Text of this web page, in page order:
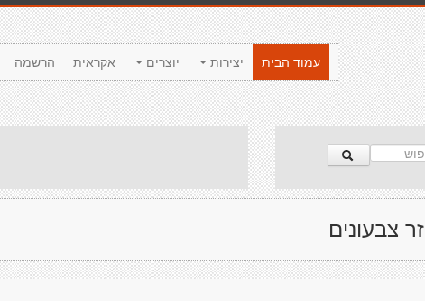
הרשמה אקראית יוצרים יצירות
עמוד הבית
זר צבעונים